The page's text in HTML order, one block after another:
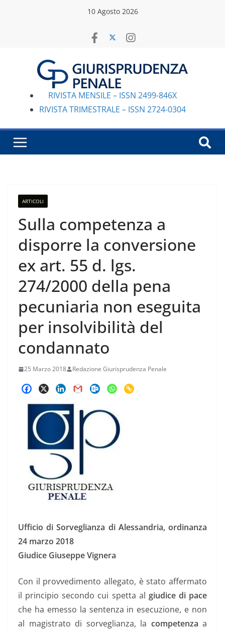
10 Agosto 2026
RIVISTA MENSILE – ISSN 2499-846X
RIVISTA TRIMESTRALE – ISSN 2724-0304
ARTICOLI
Sulla competenza a
disporre la conversione
ex art. 55 d. lgs.
274/2000 della pena
pecuniaria non eseguita
per insolvibilità del
condannato
25 Marzo 2018 Redazione Giurisprudenza Penale
Ufficio di Sorveglianza di Alessandria, ordinanza
24 marzo 2018
Giudice Giuseppe Vignera
Con il provvedimento allegato, è stato affermato
il principio secondo cui spetta al giudice di pace
che ha emesso la sentenza in esecuzione, e non
al magistrato di sorveglianza, la competenza a